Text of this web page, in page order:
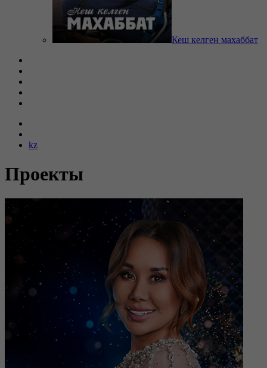
Кеш келген махаббат
kz
Проекты